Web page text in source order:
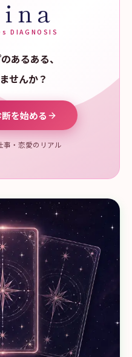
DIAGNOSIS
あるある、
せんか？
を始める
事・恋愛のリアル